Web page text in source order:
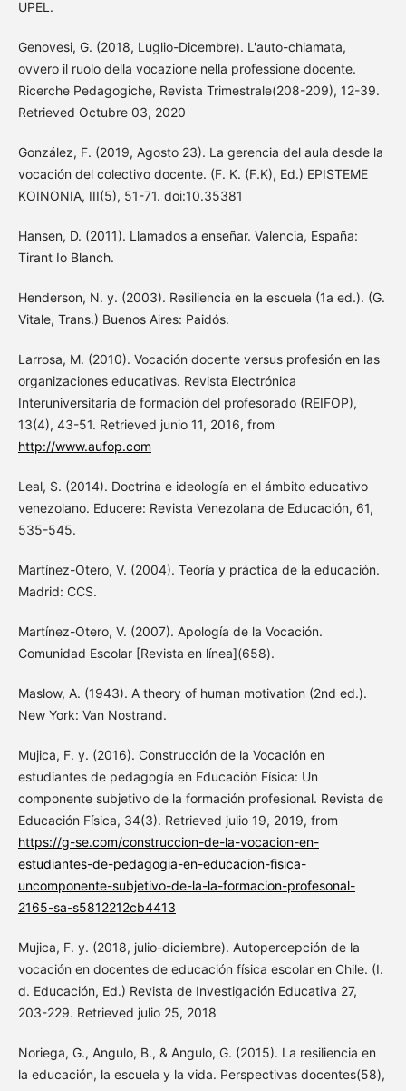
UPEL.
Genovesi, G. (2018, Luglio-Dicembre). L'auto-chiamata,
ovvero il ruolo della vocazione nella professione docente.
Ricerche Pedagogiche, Revista Trimestrale(208-209), 12-39.
Retrieved Octubre 03, 2020
González, F. (2019, Agosto 23). La gerencia del aula desde la
vocación del colectivo docente. (F. K. (F.K), Ed.) EPISTEME
KOINONIA, III(5), 51-71. doi:10.35381
Hansen, D. (2011). Llamados a enseñar. Valencia, España:
Tirant Io Blanch.
Henderson, N. y. (2003). Resiliencia en la escuela (1a ed.). (G.
Vitale, Trans.) Buenos Aires: Paidós.
Larrosa, M. (2010). Vocación docente versus profesión en las
organizaciones educativas. Revista Electrónica
Interuniversitaria de formación del profesorado (REIFOP),
13(4), 43-51. Retrieved junio 11, 2016, from
http://www.aufop.com
Leal, S. (2014). Doctrina e ideología en el ámbito educativo
venezolano. Educere: Revista Venezolana de Educación, 61,
535-545.
Martínez-Otero, V. (2004). Teoría y práctica de la educación.
Madrid: CCS.
Martínez-Otero, V. (2007). Apología de la Vocación.
Comunidad Escolar [Revista en línea](658).
Maslow, A. (1943). A theory of human motivation (2nd ed.).
New York: Van Nostrand.
Mujica, F. y. (2016). Construcción de la Vocación en
estudiantes de pedagogía en Educación Física: Un
componente subjetivo de la formación profesional. Revista de
Educación Física, 34(3). Retrieved julio 19, 2019, from
https://g-se.com/construccion-de-la-vocacion-en-
estudiantes-de-pedagogia-en-educacion-fisica-
uncomponente-subjetivo-de-la-la-formacion-profesonal-
2165-sa-s5812212cb4413
Mujica, F. y. (2018, julio-diciembre). Autopercepción de la
vocación en docentes de educación física escolar en Chile. (I.
d. Educación, Ed.) Revista de Investigación Educativa 27,
203-229. Retrieved julio 25, 2018
Noriega, G., Angulo, B., & Angulo, G. (2015). La resiliencia en
la educación, la escuela y la vida. Perspectivas docentes(58),